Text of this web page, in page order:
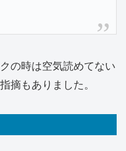
の時は空気読めてない
摘もありました。